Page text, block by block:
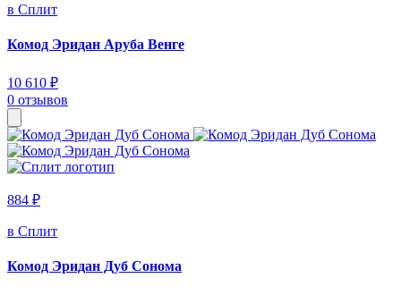
в Сплит
Комод Эридан Аруба Венге
10 610 ₽
0 отзывов
884 ₽
в Сплит
Комод Эридан Дуб Сонома